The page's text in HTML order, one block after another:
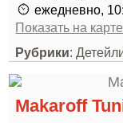
ежедневно,
Показать на карте
Рубрики:
Makaroff